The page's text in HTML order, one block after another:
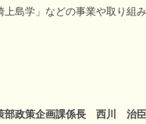
上島学」などの事業や取り組
部政策企画課係長 西川 治臣